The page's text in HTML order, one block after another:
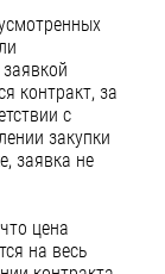
контракт, за
с
закупки
заявка не
цена
на весь